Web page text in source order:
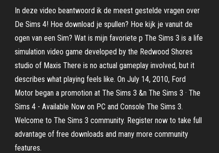
In deze video beantwoord ik de meest gestelde vragen over
De Sims 4! Hoe download je spullen? Hoe kijk je vanuit de
ogen van een Sim? Wat is mijn favoriete p The Sims 3 is a life
simulation video game developed by the Redwood Shores
studio of Maxis There is no actual gameplay involved, but it
describes what playing feels like. On July 14, 2010, Ford
Motor began a promotion at The Sims 3 &n The Sims 3 · The
Sims 4 - Available Now on PC and Console The Sims 3.
Welcome to The Sims 3 community. Register now to take full
advantage of free downloads and many more community
features.